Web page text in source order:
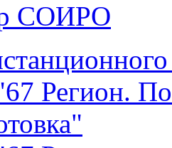
СОИРО
Регион.